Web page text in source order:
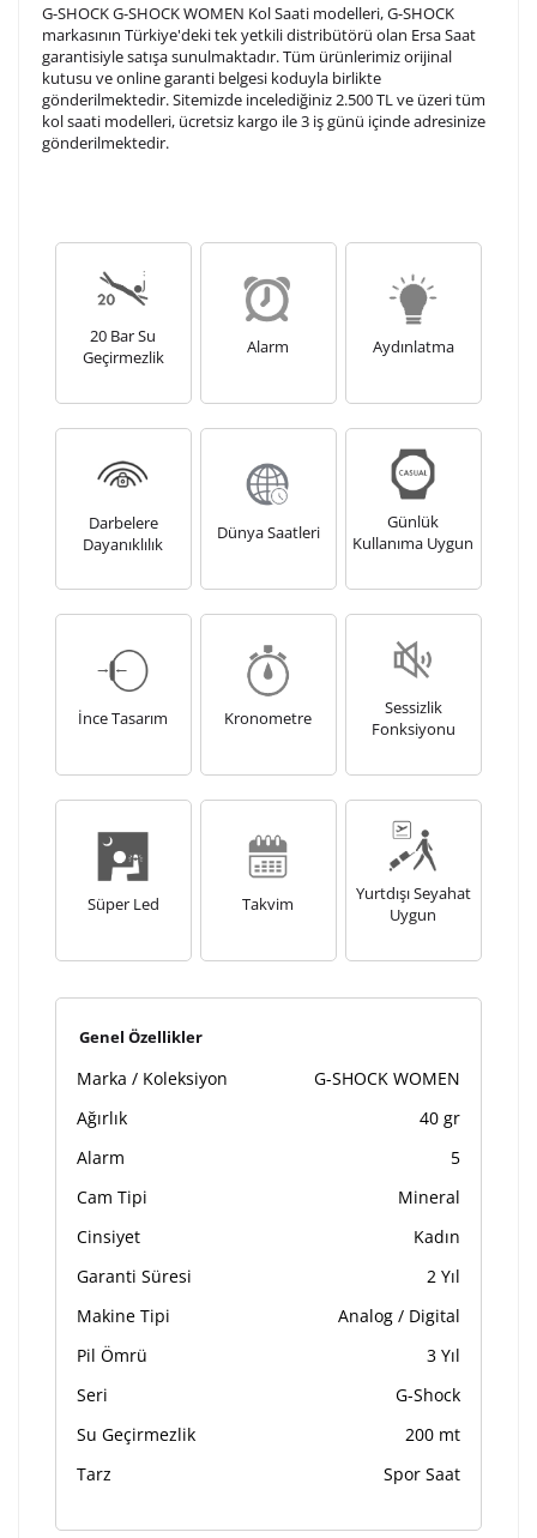
Kişiselleştirilmiş
ürünlerde
iade ve değişim
yapılamaz.
G-SHOCK G-SHOCK WOMEN Kol Saati modelleri, G-SHOCK
markasının Türkiye'deki tek yetkili distribütörü olan Ersa Saat
garantisiyle satışa sunulmaktadır. Tüm ürünlerimiz orijinal
kutusu ve online garanti belgesi koduyla birlikte
gönderilmektedir. Sitemizde incelediğiniz 2.500 TL ve üzeri tüm
kol saati modelleri, ücretsiz kargo ile 3 iş günü içinde adresinize
gönderilmektedir.
20 Bar Su
Geçirmezlik
Alarm Aydınlatma
Darbelere
Dayanıklılık
Dünya Saatleri
Günlük
Kullanıma Uygun
İnce Tasarım Kronometre
Sessizlik
Fonksiyonu
Süper Led Takvim
Yurtdışı Seyahat
Uygun
Genel Özellikler
Marka / Koleksiyon
G-SHOCK WOMEN
Ağırlık
40 gr
Alarm
5
Cam Tipi
Mineral
Cinsiyet
Kadın
Garanti Süresi
2 Yıl
Makine Tipi
Analog / Digital
Pil Ömrü
3 Yıl
Seri
G-Shock
Su Geçirmezlik
200 mt
Tarz
Spor Saat